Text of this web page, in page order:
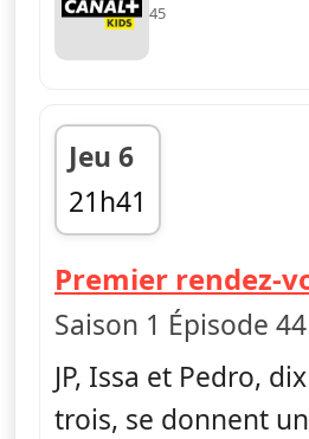
45
Jeu 6
21h41
fin 21h51
Premier rendez-
Saison 1 Épisode 44
JP, Issa et Pedro,
trois, se donnent